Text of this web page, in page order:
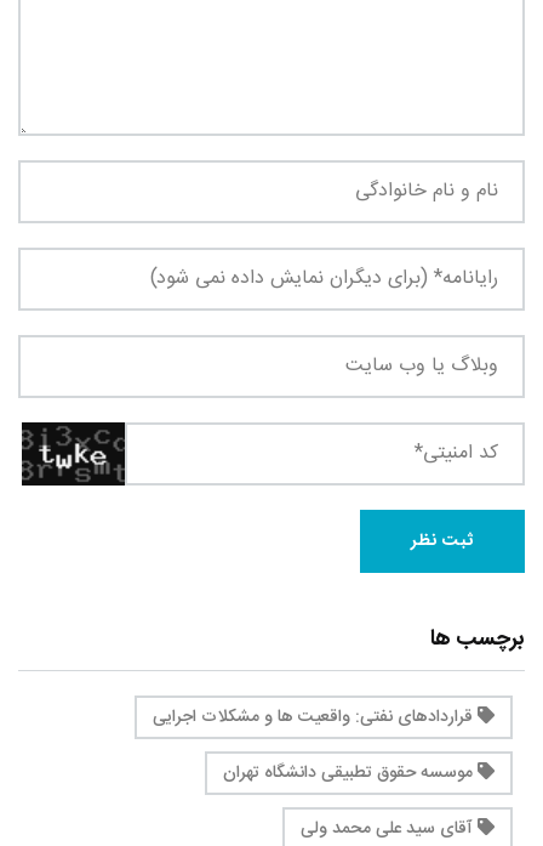
برچسب ها
قراردادهای نفتی: واقعیت ها و مشکلات اجرایی
موسسه حقوق تطبیقی دانشگاه تهران
آقای سید علی محمد ولی